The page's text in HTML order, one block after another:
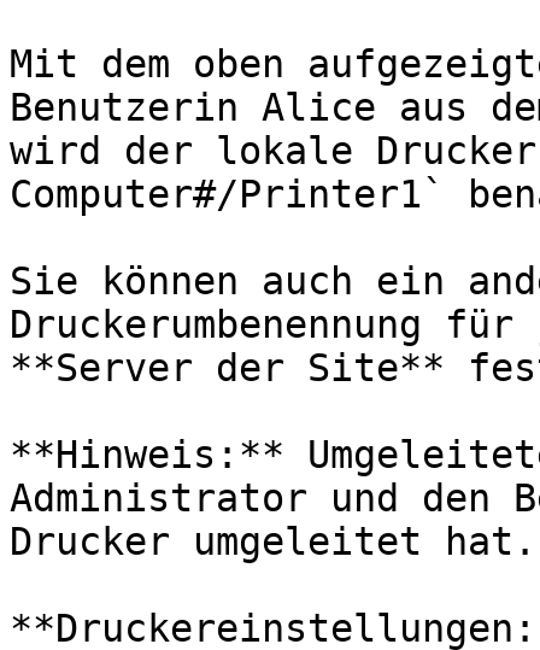
Mit dem oben
Benutzerin Alice aus
wird der lokale
Computer#/Printer1`
Sie können auch ein
Druckerumbenennung
**Server der Site**
**Hinweis:**
Administrator und den
Drucker umgeleitet hat.